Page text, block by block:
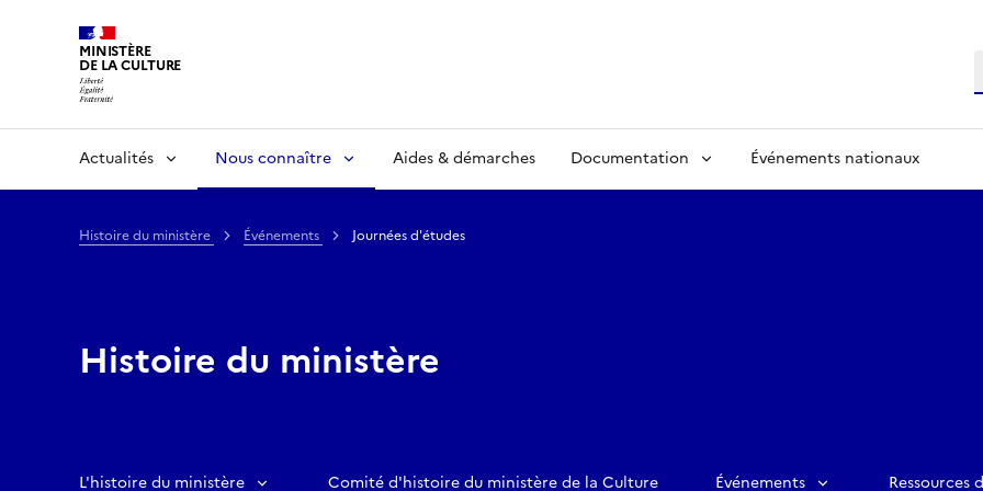
MINISTÈRE
DE LA CULTURE
Actualités Nous connaître Aides & démarches Documentation Événements nationaux
Histoire du ministère Événements Journées d'études
Histoire du ministère
L'histoire du ministère Comité d'histoire du ministère de la Culture Événements Ressources